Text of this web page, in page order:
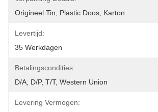
Origineel Tin, Plastic Doos, Karton
Levertijd:
35 Werkdagen
Betalingscondities:
D/A, D/P, T/T, Western Union
Levering Vermogen: